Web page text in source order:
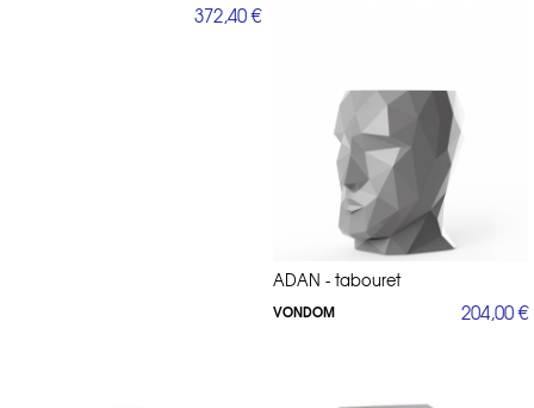
372,40 €
ADAN - tabouret
VONDOM 204,00 €